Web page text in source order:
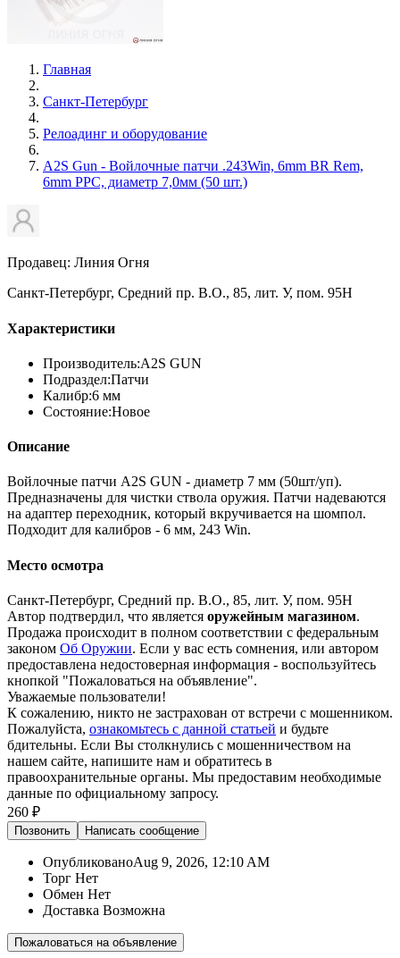
Главная
Санкт-Петербург
Релоадинг и оборудование
A2S Gun - Войлочные патчи .243Win, 6mm BR Rem,
6mm PPC, диаметр 7,0мм (50 шт.)
Продавец: Линия Огня
Санкт-Петербург, Средний пр. В.О., 85, лит. У, пом. 95Н
Характеристики
Производитель:A2S GUN
Подраздел:Патчи
Калибр:6 мм
Состояние:Новое
Описание
Войлочные патчи A2S GUN - диаметр 7 мм (50шт/уп).
Предназначены для чистки ствола оружия. Патчи надеваются
на адаптер переходник, который вкручивается на шомпол.
Подходит для калибров - 6 мм, 243 Win.
Место осмотра
Санкт-Петербург, Средний пр. В.О., 85, лит. У, пом. 95Н
Автор подтвердил, что является оружейным магазином.
Продажа происходит в полном соответствии с федеральным
законом Об Оружии. Если у вас есть сомнения, или автором
предоставлена недостоверная информация - воспользуйтесь
кнопкой "Пожаловаться на объявление".
Уважаемые пользователи!
К сожалению, никто не застрахован от встречи с мошенником.
Пожалуйста, ознакомьтесь с данной статьей и будьте
бдительны. Если Вы столкнулись с мошенничеством на
нашем сайте, напишите нам и обратитесь в
правоохранительные органы. Мы предоставим необходимые
данные по официальному запросу.
260 ₽
Позвонить Написать сообщение
ОпубликованоAug 9, 2026, 12:10 AM
Торг Нет
Обмен Нет
Доставка Возможна
Пожаловаться на объявление